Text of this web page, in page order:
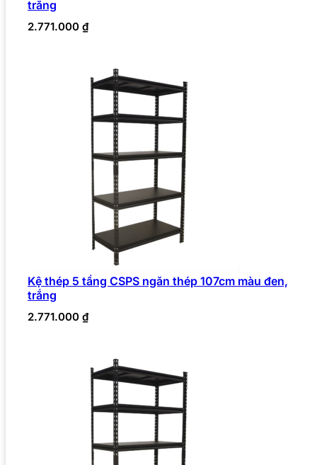
trắng
2.771.000 ₫
Kệ thép 5 tầng CSPS ngăn thép 107cm màu đen,
trắng
2.771.000 ₫